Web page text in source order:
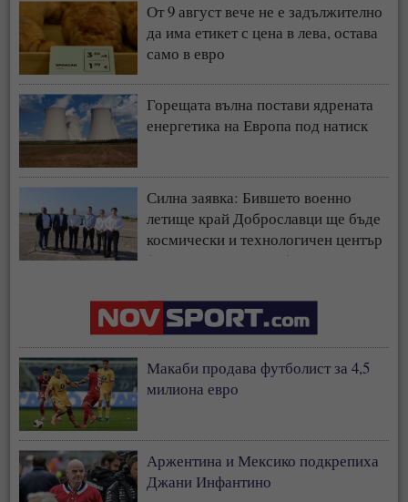
От 9 август вече не е задължително
да има етикет с цена в лева, остава
само в евро
Горещата вълна постави ядрената
енергетика на Европа под натиск
Силна заявка: Бившето военно
летище край Доброславци ще бъде
космически и технологичен център
(СНИМКИ + ВИДЕО)
Макаби продава футболист за 4,5
милиона евро
Аржентина и Мексико подкрепиха
Джани Инфантино